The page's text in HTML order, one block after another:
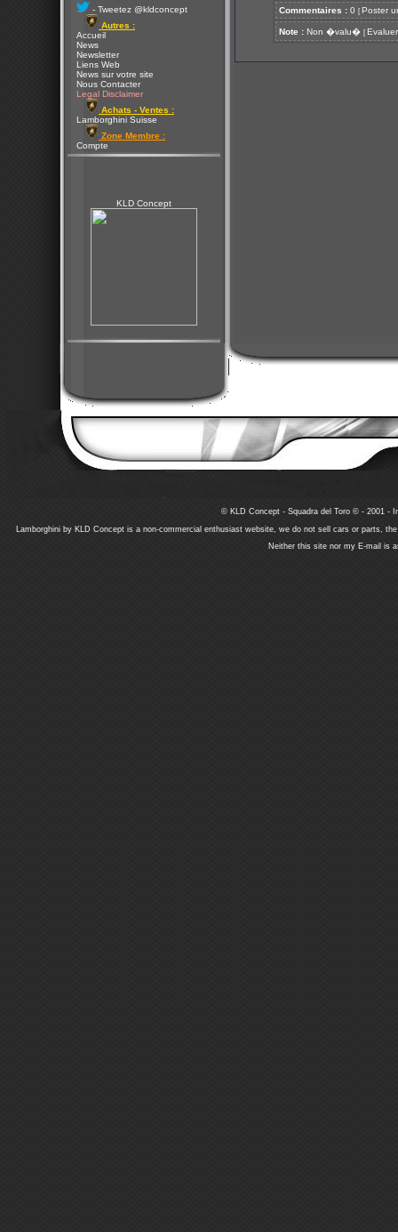
- Tweetez @kldconcept
Autres :
Accueil
News
Newsletter
Liens Web
News sur votre site
Nous Contacter
Legal Disclaimer
Achats - Ventes :
Lamborghini Suisse
Zone Membre :
Compte
KLD Concept
Commentaires : 0 [ Poster
Note : Non �valu� [ Evaluer
© KLD Concept - Squadra del Toro © - 2001 -
Lamborghini by KLD Concept is a non-commercial enthusiast website, we do not sell cars or parts,
Neither this site nor my E-mail is